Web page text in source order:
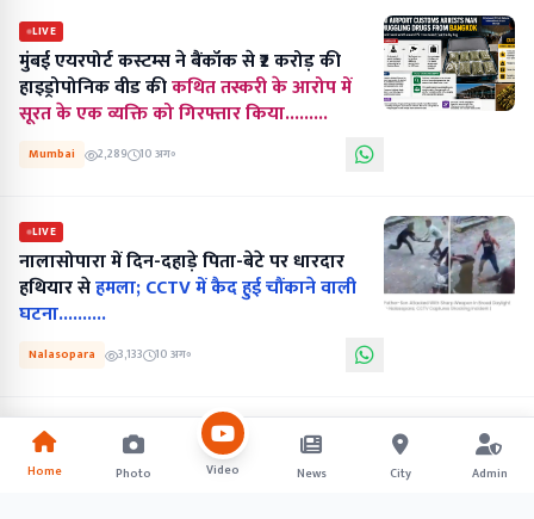
LIVE
मुंबई एयरपोर्ट कस्टम्स ने बैंकॉक से ₹2 करोड़ की
हाइड्रोपोनिक वीड कीकथित तस्करी के आरोप में
सूरत के एक व्यक्ति को गिरफ्तार किया.........
Mumbai 2,289 10 अग॰
LIVE
नालासोपारा में दिन-दहाड़े पिता-बेटे पर धारदार
हथियार सेहमला; CCTV में कैद हुई चौंकाने वाली
घटना..........
Nalasopara 3,133 10 अग॰
Home Photo Video News City Admin